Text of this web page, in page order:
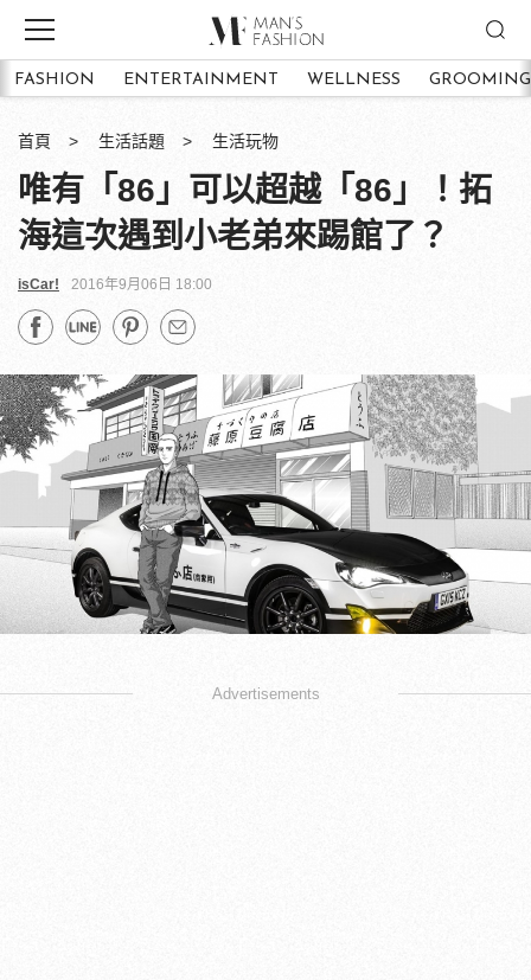
FASHION ENTERTAINMENT WELLNESS GROOMING
首頁 生活話題 生活玩物
唯有「86」可以超越「86」！拓
海這次遇到小老弟來踢館了？
isCar! 2016年9月06日 18:00
Advertisements